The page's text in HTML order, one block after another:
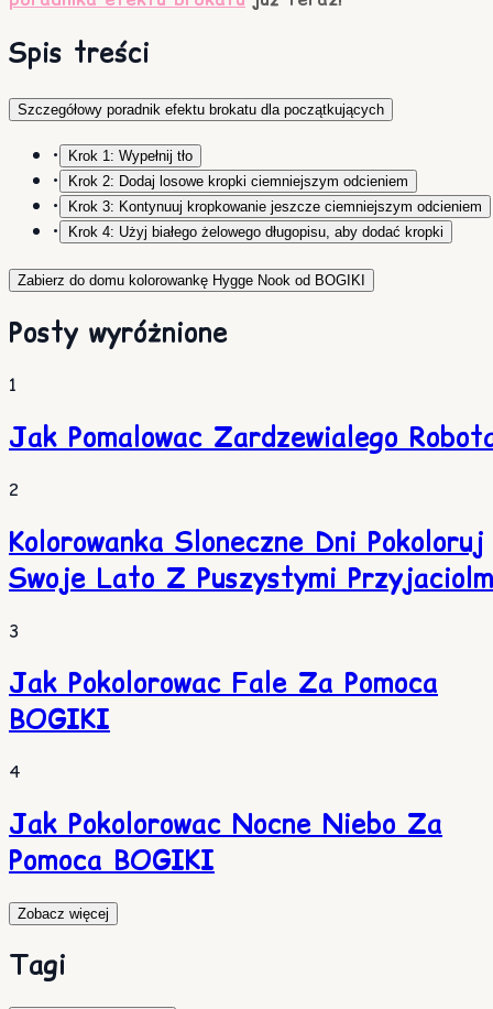
Spis treści
Szczegółowy poradnik efektu brokatu dla początkujących
• Krok 1: Wypełnij tło
• Krok 2: Dodaj losowe kropki ciemniejszym odcieniem
• Krok 3: Kontynuuj kropkowanie jeszcze ciemniejszym odcieniem
• Krok 4: Użyj białego żelowego długopisu, aby dodać kropki
Zabierz do domu kolorowankę Hygge Nook od BOGIKI
Posty wyróżnione
1
Jak Pomalowac Zardzewialego
2
Kolorowanka Sloneczne Dni Pokoloruj
Swoje Lato Z Puszystymi
3
Jak Pokolorowac Fale Za Pomoca
BOGIKI
4
Jak Pokolorowac Nocne Niebo Za
Pomoca BOGIKI
Zobacz więcej
Tagi